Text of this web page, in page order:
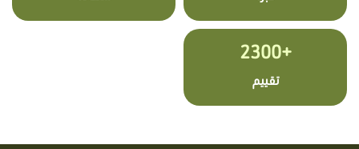
+2300
تقييم